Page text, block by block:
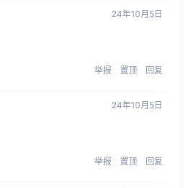
24年10月5日
举报 置顶 回复
24年10月5日
举报 置顶 回复